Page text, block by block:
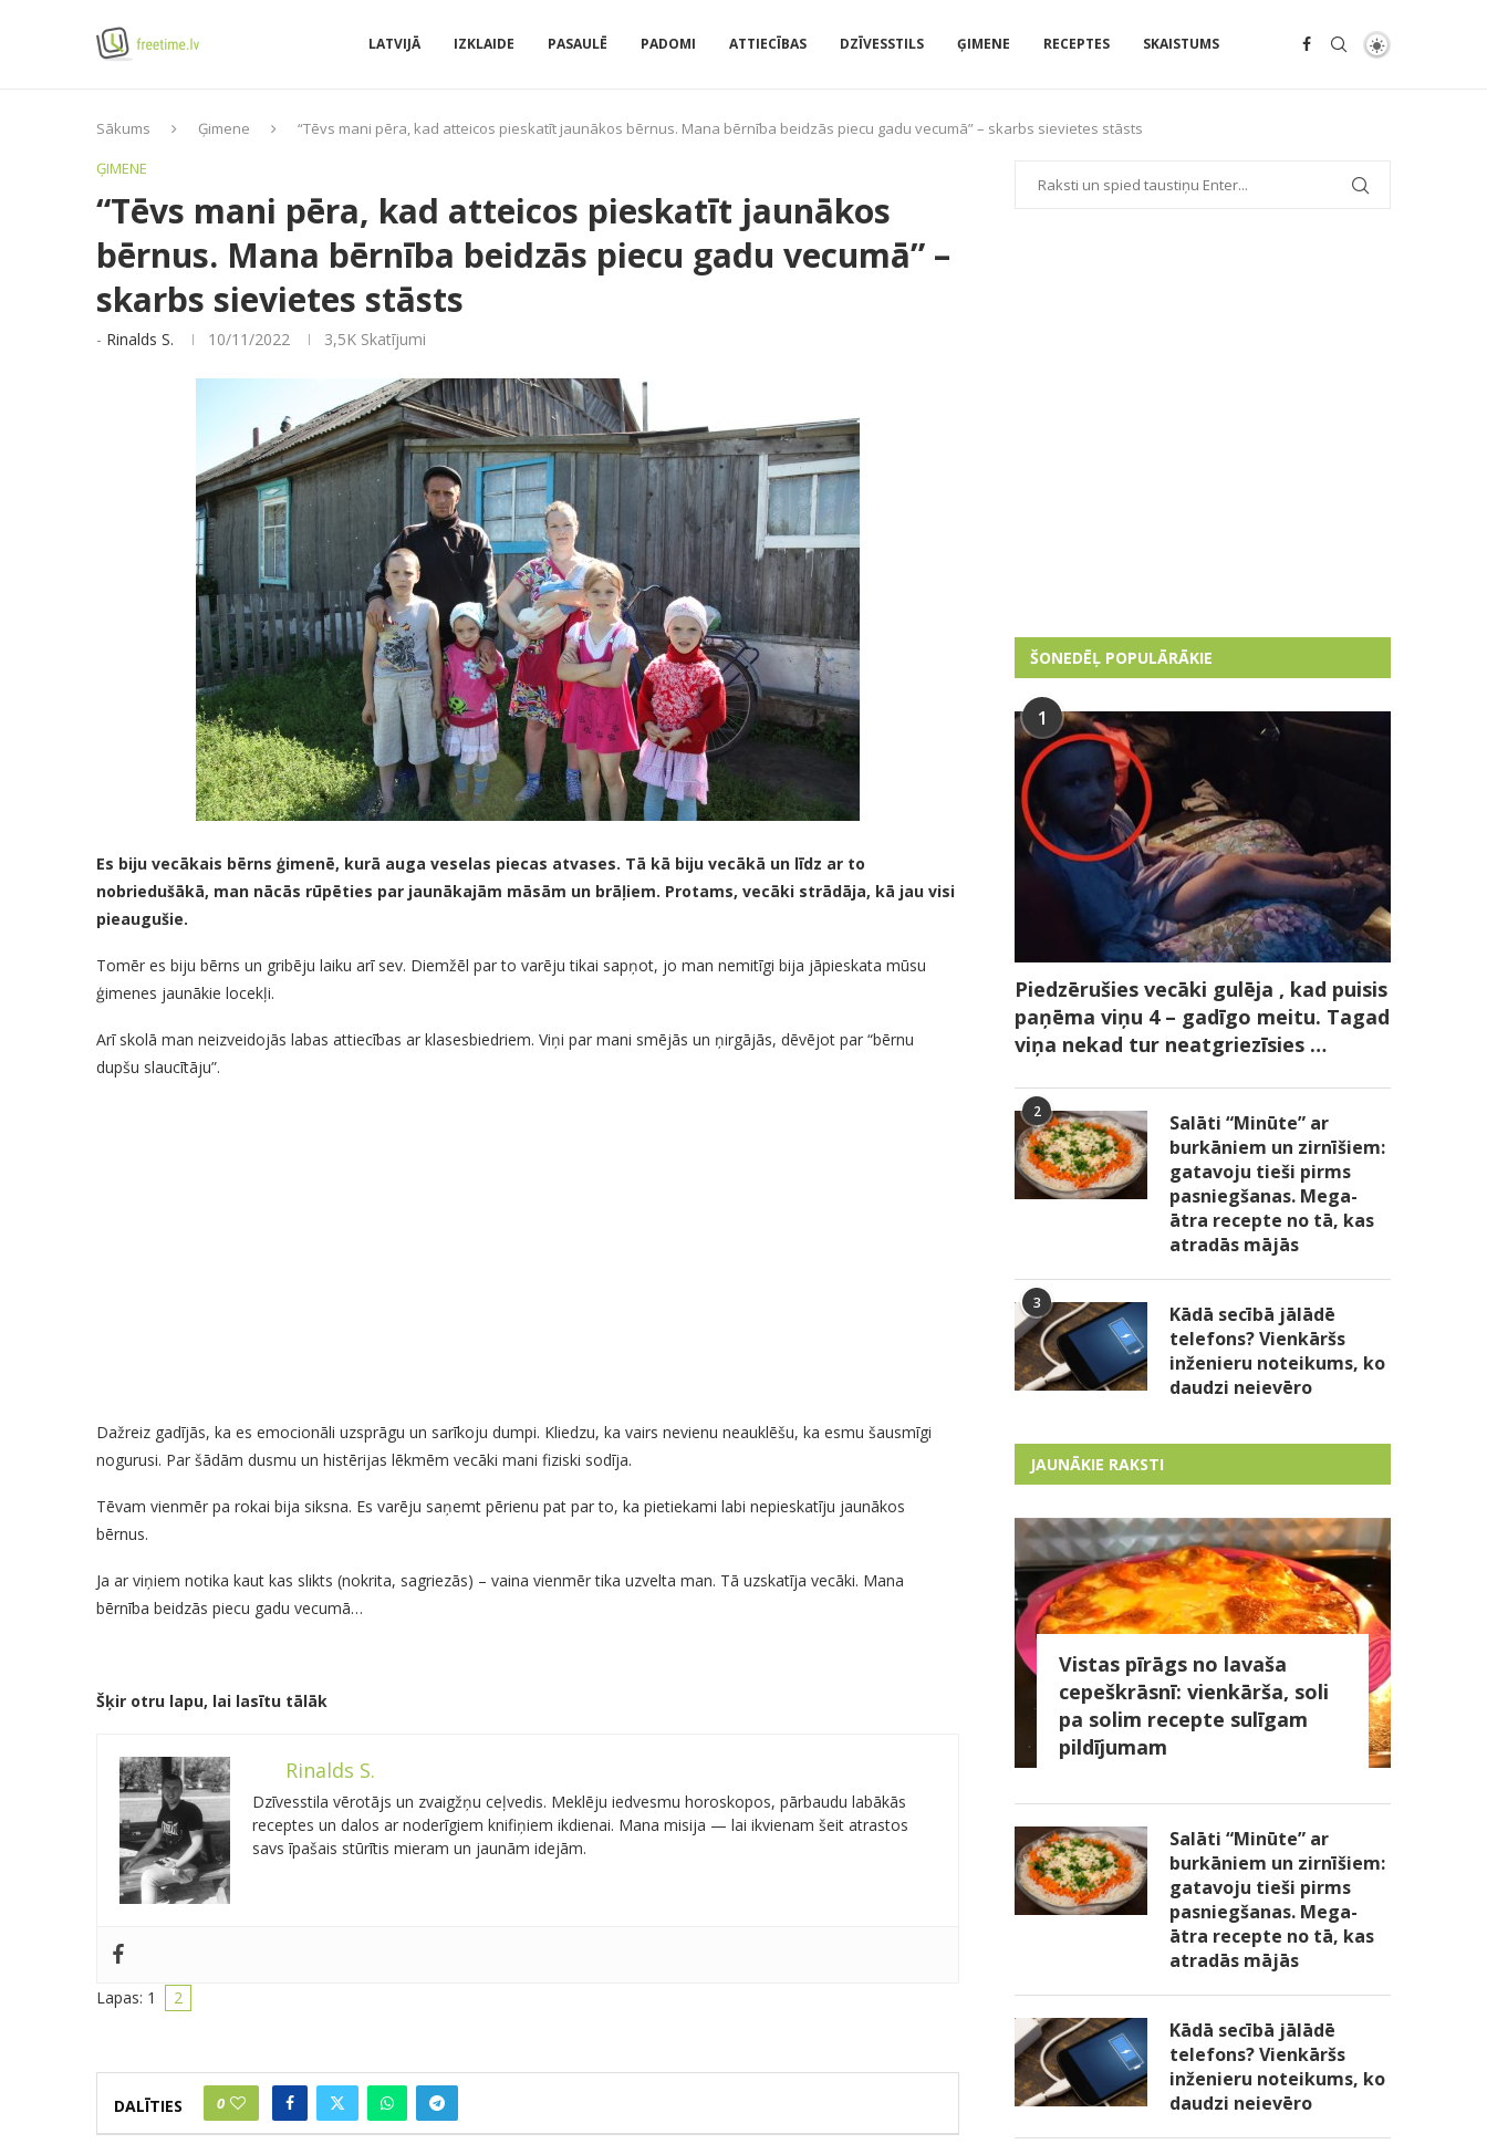
LATVIJĀ IZKLAIDE PASAULĒ PADOMI ATTIECĪBAS DZĪVESSTILS ĢIMENE RECEPTES SKAISTUMS
Sākums Ģimene
“Tēvs mani pēra, kad atteicos pieskatīt jaunākos bērnus. Mana bērnība beidzās piecu gadu vecumā” – skarbs sievietes stāsts
ĢIMENE
“Tēvs mani pēra, kad atteicos pieskatīt jaunākos
bērnus. Mana bērnība beidzās piecu gadu vecumā” –
skarbs sievietes stāsts
- Rinalds S. 10/11/2022 3,5K Skatījumi
Es biju vecākais bērns ģimenē, kurā auga veselas piecas atvases. Tā kā biju vecākā un līdz ar to
nobriedušākā, man nācās rūpēties par jaunākajām māsām un brāļiem. Protams, vecāki strādāja, kā jau visi
pieaugušie.
Tomēr es biju bērns un gribēju laiku arī sev. Diemžēl par to varēju tikai sapņot, jo man nemitīgi bija jāpieskata mūsu
ģimenes jaunākie locekļi.
Arī skolā man neizveidojās labas attiecības ar klasesbiedriem. Viņi par mani smējās un ņirgājās, dēvējot par “bērnu
dupšu slaucītāju”.
Dažreiz gadījās, ka es emocionāli uzsprāgu un sarīkoju dumpi. Kliedzu, ka vairs nevienu neauklēšu, ka esmu šausmīgi
nogurusi. Par šādām dusmu un histērijas lēkmēm vecāki mani fiziski sodīja.
Tēvam vienmēr pa rokai bija siksna. Es varēju saņemt pērienu pat par to, ka pietiekami labi nepieskatīju jaunākos
bērnus.
Ja ar viņiem notika kaut kas slikts (nokrita, sagriezās) – vaina vienmēr tika uzvelta man. Tā uzskatīja vecāki. Mana
bērnība beidzās piecu gadu vecumā…
Šķir otru lapu, lai lasītu tālāk
Rinalds S.
Dzīvesstila vērotājs un zvaigžņu ceļvedis. Meklēju iedvesmu horoskopos, pārbaudu labākās
receptes un dalos ar noderīgiem knifiņiem ikdienai. Mana misija — lai ikvienam šeit atrastos
savs īpašais stūrītis mieram un jaunām idejām.
Lapas: 1 2
DALĪTIES 0
ŠONEDĒĻ POPULĀRĀKIE
1
Piedzērušies vecāki gulēja , kad puisis
paņēma viņu 4 – gadīgo meitu. Tagad
viņa nekad tur neatgriezīsies …
2
Salāti “Minūte” ar
burkāniem un zirnīšiem:
gatavoju tieši pirms
pasniegšanas. Mega-
ātra recepte no tā, kas
atradās mājās
3
Kādā secībā jālādē
telefons? Vienkāršs
inženieru noteikums, ko
daudzi neievēro
JAUNĀKIE RAKSTI
Vistas pīrāgs no lavaša
cepeškrāsnī: vienkārša, soli
pa solim recepte sulīgam
pildījumam
Salāti “Minūte” ar
burkāniem un zirnīšiem:
gatavoju tieši pirms
pasniegšanas. Mega-
ātra recepte no tā, kas
atradās mājās
Kādā secībā jālādē
telefons? Vienkāršs
inženieru noteikums, ko
daudzi neievēro